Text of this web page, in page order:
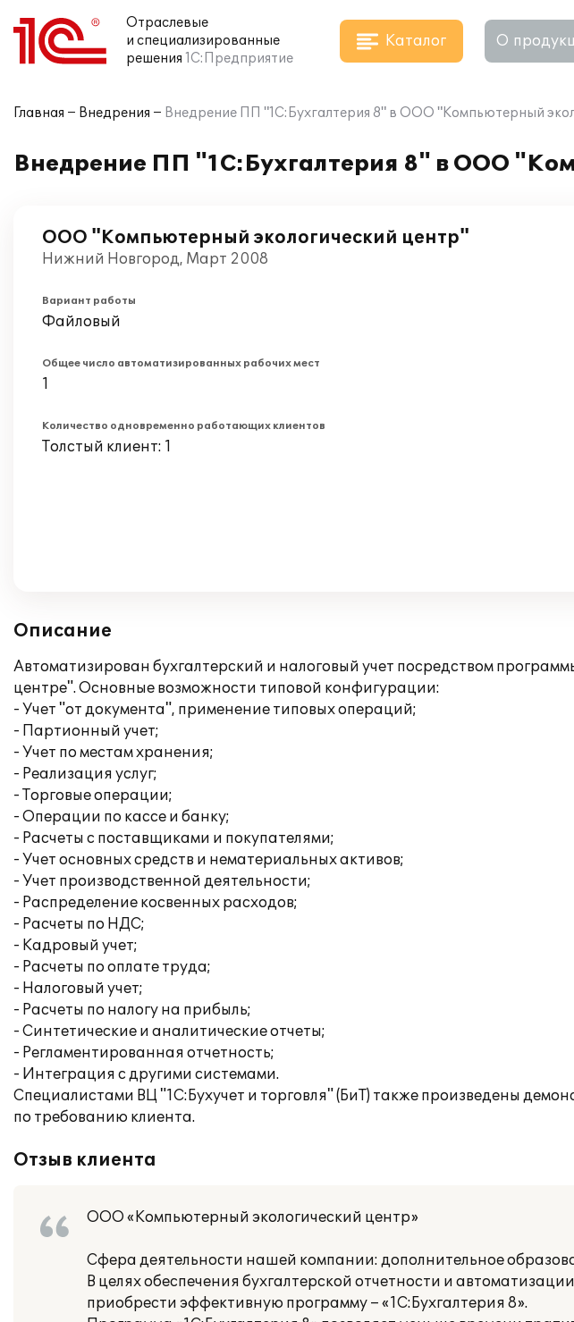
Отраслевые
и специализированные
решения 1С:Предприятие
Каталог О
Главная Внедрения Внедрение ПП "1С:Бухгалтерия 8" в ООО "Компьютерный
Внедрение ПП "1С:Бухгалтерия 8" в ООО
ООО "Компьютерный экологический центр"
Нижний Новгород, Март 2008
Вариант работы
Файловый
Общее число автоматизированных рабочих мест
1
Количество одновременно работающих клиентов
Толстый клиент: 1
Описание
Автоматизирован бухгалтерский и налоговый учет посредством
центре". Основные возможности типовой конфигурации:
- Учет "от документа", применение типовых операций;
- Партионный учет;
- Учет по местам хранения;
- Реализация услуг;
- Торговые операции;
- Операции по кассе и банку;
- Расчеты с поставщиками и покупателями;
- Учет основных средств и нематериальных активов;
- Учет производственной деятельности;
- Распределение косвенных расходов;
- Расчеты по НДС;
- Кадровый учет;
- Расчеты по оплате труда;
- Налоговый учет;
- Расчеты по налогу на прибыль;
- Синтетические и аналитические отчеты;
- Регламентированная отчетность;
- Интеграция с другими системами.
Специалистами ВЦ "1С:Бухучет и торговля" (БиТ) также произведены
по требованию клиента.
Отзыв клиента
ООО «Компьютерный экологический центр»
Сфера деятельности нашей компании: дополнительное
В целях обеспечения бухгалтерской отчетности и
приобрести эффективную программу – «1С:Бухгалтерия 8».